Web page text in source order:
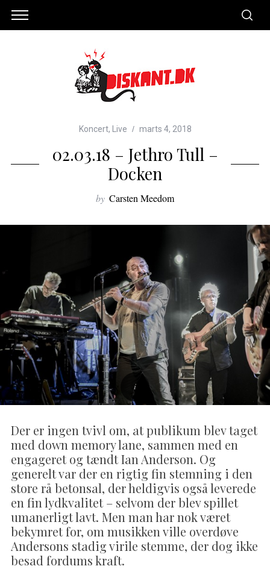
Koncert, Live marts 4, 2018
02.03.18 – Jethro Tull –
Docken
by Carsten Meedom
Der er ingen tvivl om, at publikum blev taget
med down memory lane, sammen med en
engageret og tændt Ian Anderson. Og
generelt var der en rigtig fin stemning i den
store rå betonsal, der heldigvis også leverede
en fin lydkvalitet – selvom der blev spillet
umanerligt lavt. Men man har nok været
bekymret for, om musikken ville overdøve
Andersons stadig virile stemme, der dog ikke
besad fordums kraft.